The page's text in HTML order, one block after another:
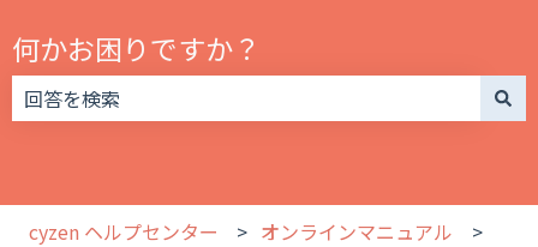
何かお困りですか？
cyzen ヘルプセンター
オンラインマニュアル